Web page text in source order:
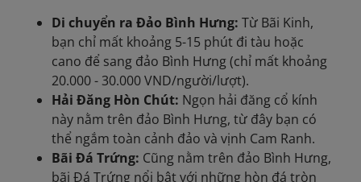
Di chuyển ra Đảo Bình Hưng: Từ Bãi Kinh,
bạn chỉ mất khoảng 5-15 phút đi tàu hoặc
cano để sang đảo Bình Hưng (chỉ mất khoảng
20.000 - 30.000 VND/người/lượt).
Hải Đăng Hòn Chút: Ngọn hải đăng cổ kính
này nằm trên đảo Bình Hưng, từ đây bạn có
thể ngắm toàn cảnh đảo và vịnh Cam Ranh.
Bãi Đá Trứng: Cũng nằm trên đảo Bình Hưng,
bãi Đá Trứng nổi bật với những hòn đá tròn